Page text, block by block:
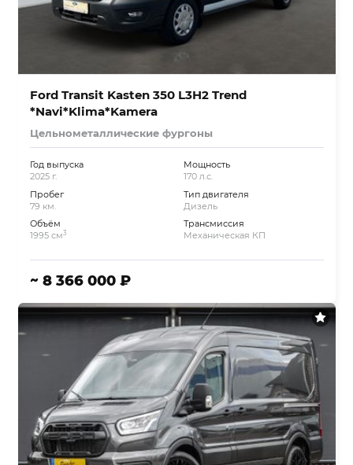
Ford Transit Kasten 350 L3H2 Trend
*Navi*Klima*Kamera
Цельнометаллические фургоны
Год выпуска
2025 г.
Пробег
79 км.
Объём
1995 см3
Мощность
170 л.с.
Тип двигателя
Дизель
Трансмиссия
Механическая КП
~ 8 366 000 ₽